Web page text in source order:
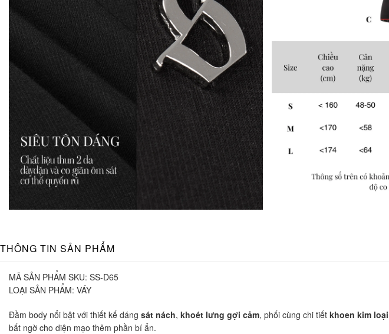
THÔNG TIN SẢN PHẨM
MÃ SẢN PHẨM SKU: SS-D65
LOẠI SẢN PHẨM: VÁY
Đầm body nổi bật với thiết kế dáng sát nách, khoét lưng gợi cảm, phối cùng chi tiết khoen kim
bất ngờ cho diện mạo thêm phần bí ẩn.